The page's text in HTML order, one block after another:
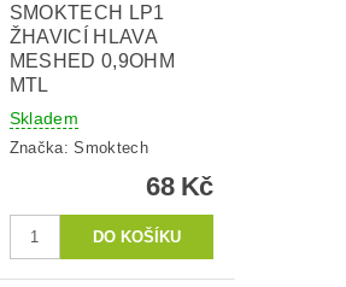
SMOKTECH LP1
ŽHAVICÍ HLAVA
MESHED 0,9OHM
MTL
Skladem
Značka:Smoktech
68 Kč